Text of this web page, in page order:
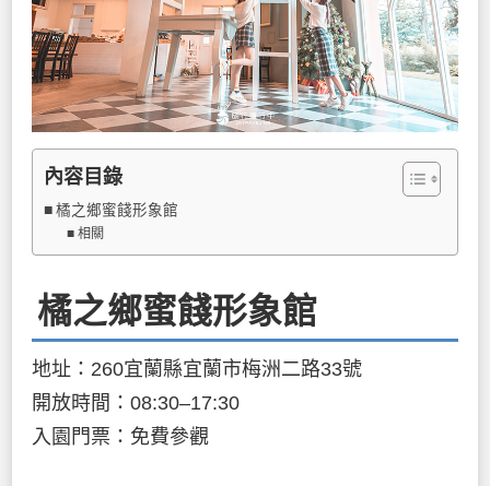
內容目錄
橘之鄉蜜餞形象館
相關
橘之鄉蜜餞形象館
地址：260宜蘭縣宜蘭市梅洲二路33號
開放時間：08:30–17:30
入園門票：免費參觀